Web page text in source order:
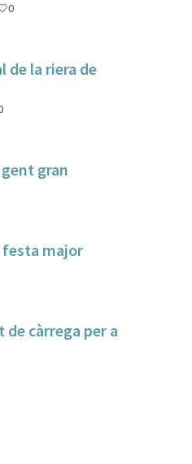
0
de la riera de
gran
major
càrrega per a